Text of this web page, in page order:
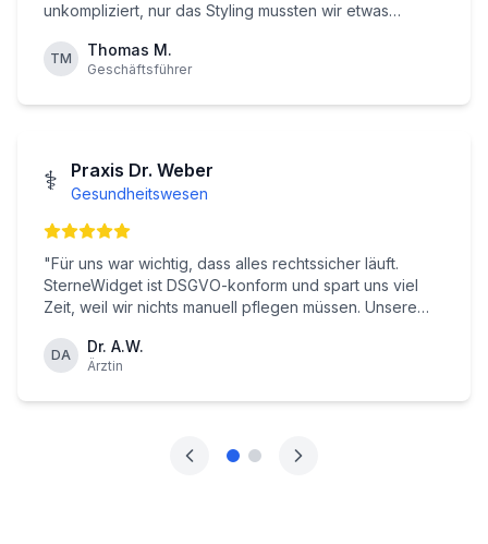
unkompliziert, nur das Styling mussten wir etwas
TM Thomas M.
Geschäftsführer
⚕️ Praxis Dr. Weber
Gesundheitswesen
"Für uns war wichtig, dass alles rechtssicher läuft.
SterneWidget ist DSGVO-konform und spart uns viel
Zeit, weil wir nichts manuell pflegen müssen. Unsere
DA Dr. A.W.
Ärztin